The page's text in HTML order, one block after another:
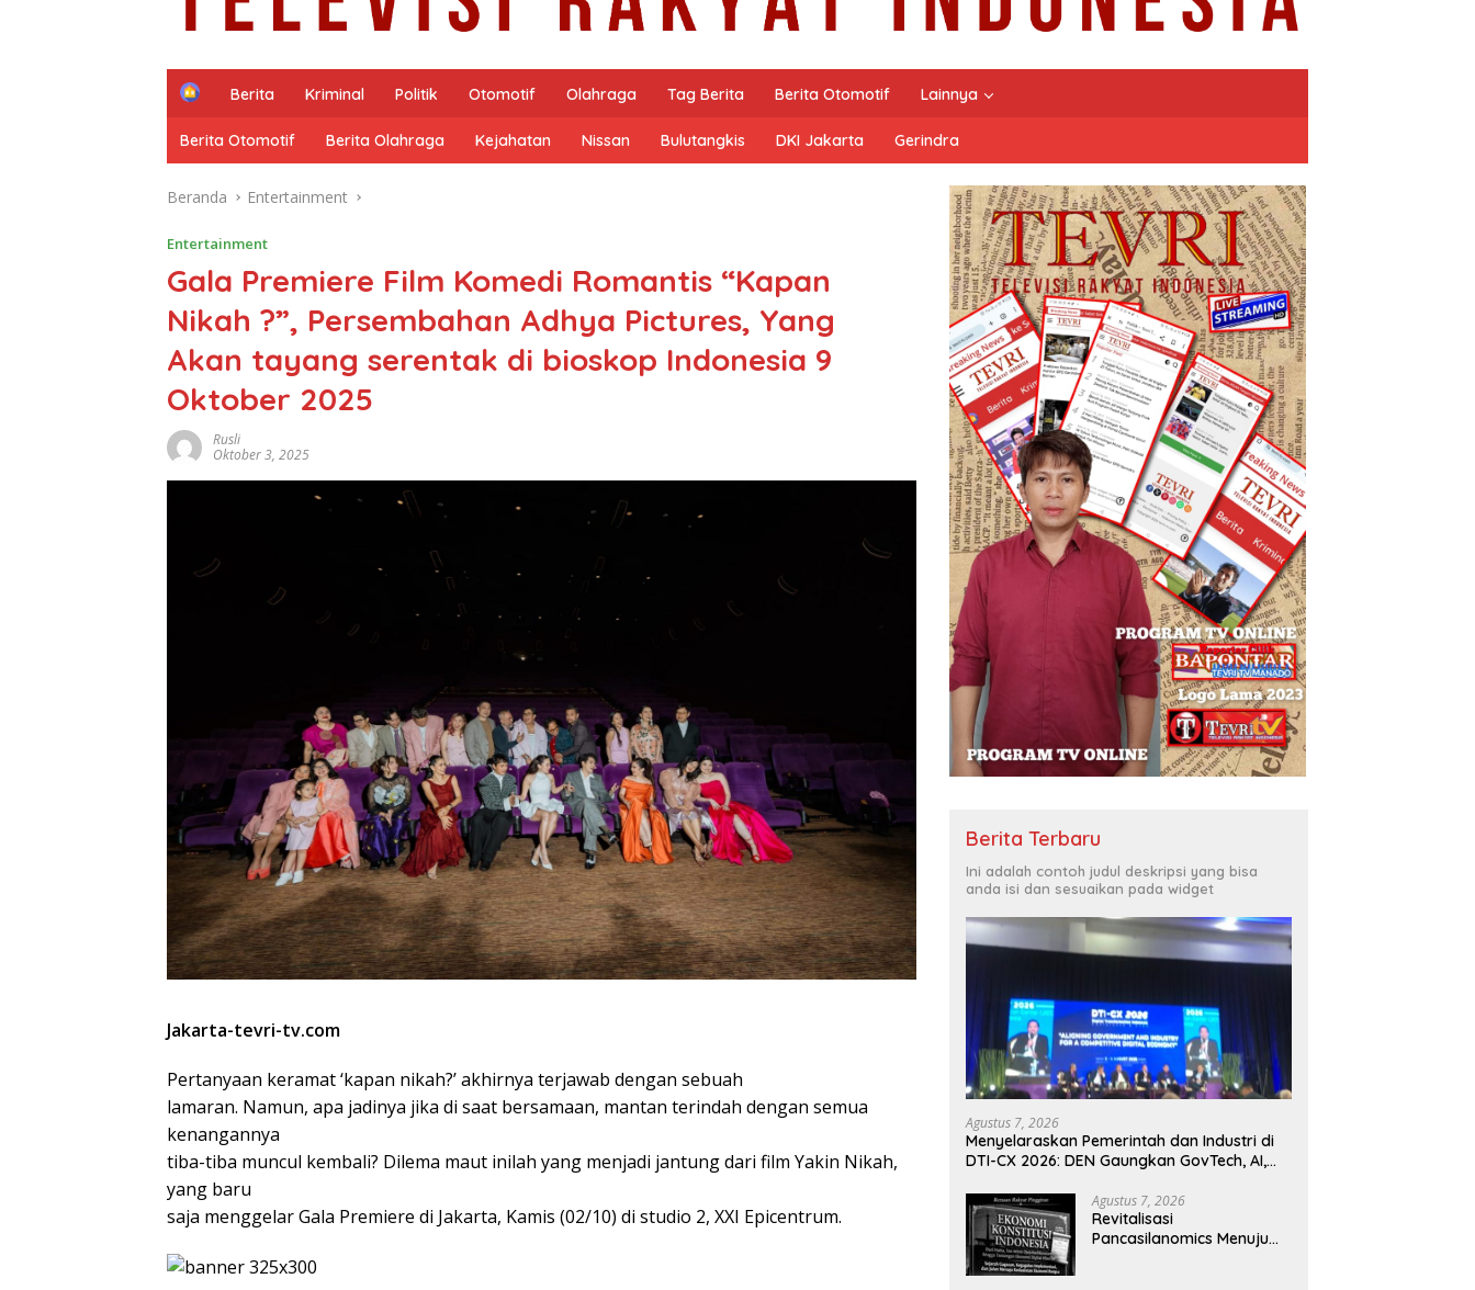
H
m
e
Berita Kriminal Politik Otomotif Olahraga Tag Berita Berita Otomotif Lainnya
Berita Otomotif Berita Olahraga Kejahatan Nissan Bulutangkis DKI Jakarta Gerindra
Beranda Entertainment
Entertainment
Gala Premiere Film Komedi Romantis “Kapan
Nikah ?”, Persembahan Adhya Pictures, Yang
Akan tayang serentak di bioskop Indonesia 9
Oktober 2025
Rusli
Oktober 3, 2025
Jakarta-tevri-tv.com
Pertanyaan keramat ‘kapan nikah?’ akhirnya terjawab dengan sebuah
lamaran. Namun, apa jadinya jika di saat bersamaan, mantan terindah dengan semua
kenangannya
tiba-tiba muncul kembali? Dilema maut inilah yang menjadi jantung dari film Yakin Nikah,
yang baru
saja menggelar Gala Premiere di Jakarta, Kamis (02/10) di studio 2, XXI Epicentrum.
Berita Terbaru
Ini adalah contoh judul deskripsi yang bisa
anda isi dan sesuaikan pada widget
Agustus 7, 2026
Menyelaraskan Pemerintah dan Industri di
DTI-CX 2026: DEN Gaungkan GovTech, AI,
Digital yang KompetitifAgustus 7, 2026
Revitalisasi
Pancasilanomics Menuju